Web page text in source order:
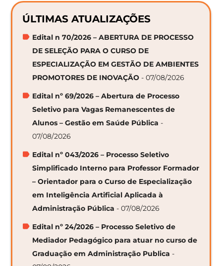
ÚLTIMAS ATUALIZAÇÕES
Edital n 70/2026 – ABERTURA DE PROCESSO
DE SELEÇÃO PARA O CURSO DE
ESPECIALIZAÇÃO EM GESTÃO DE AMBIENTES
PROMOTORES DE INOVAÇÃO - 07/08/2026
Edital nº 69/2026 – Abertura de Processo
Seletivo para Vagas Remanescentes de
Alunos – Gestão em Saúde Pública -
07/08/2026
Edital nº 043/2026 – Processo Seletivo
Simplificado Interno para Professor Formador
– Orientador para o Curso de Especialização
em Inteligência Artificial Aplicada à
Administração Pública - 07/08/2026
Edital nº 24/2026 – Processo Seletivo de
Mediador Pedagógico para atuar no curso de
Graduação em Administração Publica -